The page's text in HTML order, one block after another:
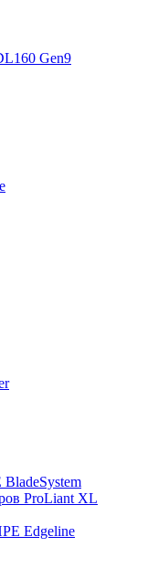
Gen9
BladeSystem
ProLiant XL
Edgeline